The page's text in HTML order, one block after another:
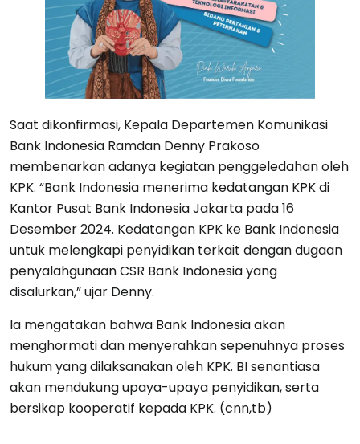
Saat dikonfirmasi, Kepala Departemen Komunikasi
Bank Indonesia Ramdan Denny Prakoso
membenarkan adanya kegiatan penggeledahan oleh
KPK. “Bank Indonesia menerima kedatangan KPK di
Kantor Pusat Bank Indonesia Jakarta pada 16
Desember 2024. Kedatangan KPK ke Bank Indonesia
untuk melengkapi penyidikan terkait dengan dugaan
penyalahgunaan CSR Bank Indonesia yang
disalurkan,” ujar Denny.
Ia mengatakan bahwa Bank Indonesia akan
menghormati dan menyerahkan sepenuhnya proses
hukum yang dilaksanakan oleh KPK. BI senantiasa
akan mendukung upaya-upaya penyidikan, serta
bersikap kooperatif kepada KPK. (cnn,tb)